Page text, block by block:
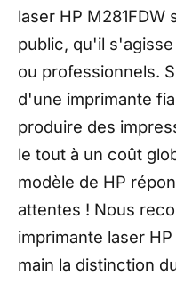
laser HP M281FDW
public, qu'il
ou professionnels.
d'une imprimante
produire des
le tout à un coût
modèle de HP
attentes ! Nous
imprimante laser
main la distinction